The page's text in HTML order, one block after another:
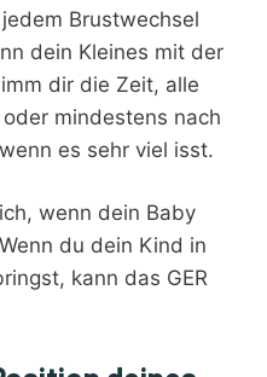
Brustwechsel
dein Kleines mit der
dir die Zeit, alle
mindestens nach
es sehr viel isst.
wenn dein Baby
du dein Kind in
kann das GER